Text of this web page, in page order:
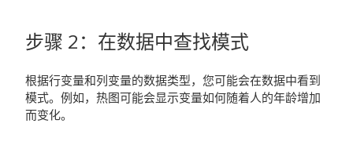
步骤 2：在数据中查找模式
根据行变量和列变量的数据类型，您可能会在数据中看到
模式。例如，热图可能会显示变量如何随着人的年龄增加
而变化。